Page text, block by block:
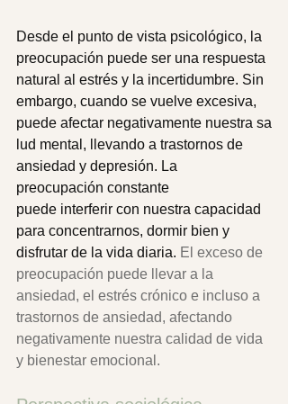
Desde el punto de vista psicológico, la
preocupación puede ser una respuesta
natural al estrés y la incertidumbre. Sin
embargo, cuando se vuelve excesiva,
puede afectar negativamente nuestra sa
lud mental, llevando a trastornos de
ansiedad y depresión. La
preocupación constante
puede interferir con nuestra capacidad
para concentrarnos, dormir bien y
disfrutar de la vida diaria. El exceso de
preocupación puede llevar a la
ansiedad, el estrés crónico e incluso a
trastornos de ansiedad, afectando
negativamente nuestra calidad de vida
y bienestar emocional.